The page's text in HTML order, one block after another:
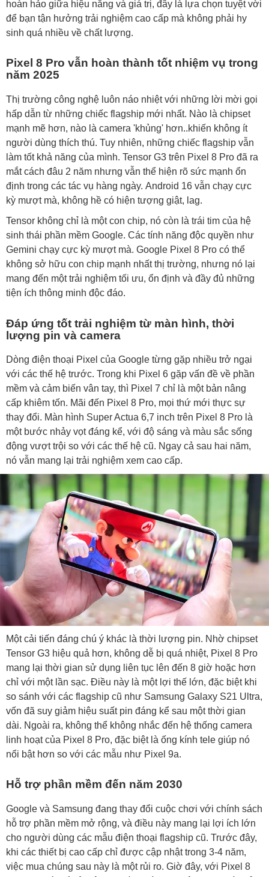
hoàn hảo giữa hiệu năng và giá trị, đây là lựa chọn tuyệt vời
để bạn tận hưởng trải nghiệm cao cấp mà không phải hy
sinh quá nhiều về chất lượng.
Pixel 8 Pro vẫn hoàn thành tốt nhiệm vụ trong
năm 2025
Thị trường công nghệ luôn náo nhiệt với những lời mời gọi
hấp dẫn từ những chiếc flagship mới nhất. Nào là chipset
mạnh mẽ hơn, nào là camera 'khủng' hơn..khiến không ít
người dùng thích thú. Tuy nhiên, những chiếc flagship vẫn
làm tốt khả năng của mình. Tensor G3 trên Pixel 8 Pro đã ra
mắt cách đâu 2 năm nhưng vẫn thể hiện rõ sức mạnh ổn
định trong các tác vụ hàng ngày. Android 16 vẫn chạy cực
kỳ mượt mà, không hề có hiện tượng giật, lag.
Tensor không chỉ là một con chip, nó còn là trái tim của hệ
sinh thái phần mềm Google. Các tính năng độc quyền như
Gemini chạy cực kỳ mượt mà. Google Pixel 8 Pro có thể
không sở hữu con chip mạnh nhất thị trường, nhưng nó lại
mang đến một trải nghiệm tối ưu, ổn định và đầy đủ những
tiện ích thông minh độc đáo.
Đáp ứng tốt trải nghiệm từ màn hình, thời
lượng pin và camera
Dòng điện thoại Pixel của Google từng gặp nhiều trở ngại
với các thế hệ trước. Trong khi Pixel 6 gặp vấn đề về phần
mềm và cảm biến vân tay, thì Pixel 7 chỉ là một bản nâng
cấp khiêm tốn. Mãi đến Pixel 8 Pro, mọi thứ mới thực sự
thay đổi. Màn hình Super Actua 6,7 inch trên Pixel 8 Pro là
một bước nhảy vọt đáng kể, với độ sáng và màu sắc sống
động vượt trội so với các thế hệ cũ. Ngay cả sau hai năm,
nó vẫn mang lại trải nghiệm xem cao cấp.
Một cải tiến đáng chú ý khác là thời lượng pin. Nhờ chipset
Tensor G3 hiệu quả hơn, không dễ bị quá nhiệt, Pixel 8 Pro
mang lại thời gian sử dụng liên tục lên đến 8 giờ hoặc hơn
chỉ với một lần sạc. Điều này là một lợi thế lớn, đặc biệt khi
so sánh với các flagship cũ như Samsung Galaxy S21 Ultra,
vốn đã suy giảm hiệu suất pin đáng kể sau một thời gian
dài. Ngoài ra, không thể không nhắc đến hệ thống camera
linh hoạt của Pixel 8 Pro, đặc biệt là ống kính tele giúp nó
nổi bật hơn so với các mẫu như Pixel 9a.
Hỗ trợ phần mềm đến năm 2030
Google và Samsung đang thay đổi cuộc chơi với chính sách
hỗ trợ phần mềm mở rộng, và điều này mang lại lợi ích lớn
cho người dùng các mẫu điện thoại flagship cũ. Trước đây,
khi các thiết bị cao cấp chỉ được cập nhật trong 3-4 năm,
việc mua chúng sau này là một rủi ro. Giờ đây, với Pixel 8